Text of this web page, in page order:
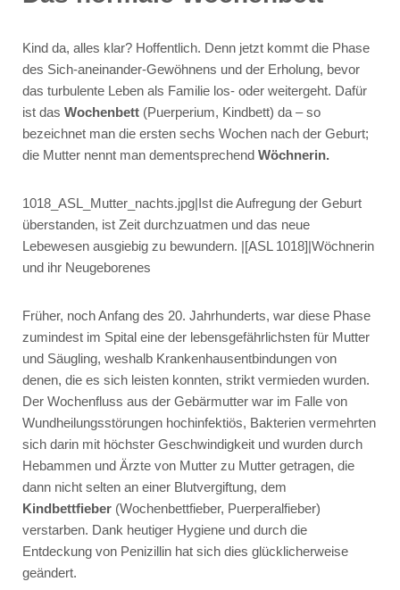
Kind da, alles klar? Hoffentlich. Denn jetzt kommt die Phase
des Sich-aneinander-Gewöhnens und der Erholung, bevor
das turbulente Leben als Familie los- oder weitergeht. Dafür
ist das Wochenbett (Puerperium, Kindbett) da – so
bezeichnet man die ersten sechs Wochen nach der Geburt;
die Mutter nennt man dementsprechend Wöchnerin.
1018_ASL_Mutter_nachts.jpg|Ist die Aufregung der Geburt
überstanden, ist Zeit durchzuatmen und das neue
Lebewesen ausgiebig zu bewundern. |[ASL 1018]|Wöchnerin
und ihr Neugeborenes
Früher, noch Anfang des 20. Jahrhunderts, war diese Phase
zumindest im Spital eine der lebensgefährlichsten für Mutter
und Säugling, weshalb Krankenhausentbindungen von
denen, die es sich leisten konnten, strikt vermieden wurden.
Der Wochenfluss aus der Gebärmutter war im Falle von
Wundheilungsstörungen hochinfektiös, Bakterien vermehrten
sich darin mit höchster Geschwindigkeit und wurden durch
Hebammen und Ärzte von Mutter zu Mutter getragen, die
dann nicht selten an einer Blutvergiftung, dem
Kindbettfieber (Wochenbettfieber, Puerperalfieber)
verstarben. Dank heutiger Hygiene und durch die
Entdeckung von Penizillin hat sich dies glücklicherweise
geändert.